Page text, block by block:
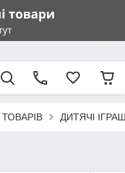
ДИТЯЧІ